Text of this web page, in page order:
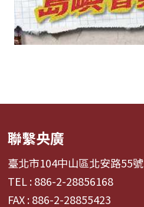
聯繫央廣
臺北市104中山區北安路55號
TEL : 886-2-28856168
FAX : 886-2-28855423